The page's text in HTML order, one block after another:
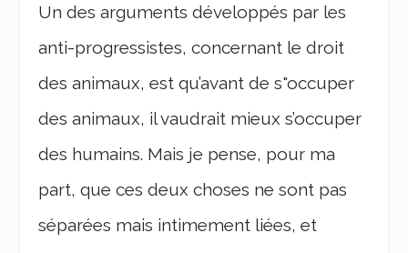
Un des arguments développés par les
anti-progressistes, concernant le droit
des animaux, est qu’avant de s"occuper
des animaux, il vaudrait mieux s’occuper
des humains. Mais je pense, pour ma
part, que ces deux choses ne sont pas
séparées mais intimement liées, et